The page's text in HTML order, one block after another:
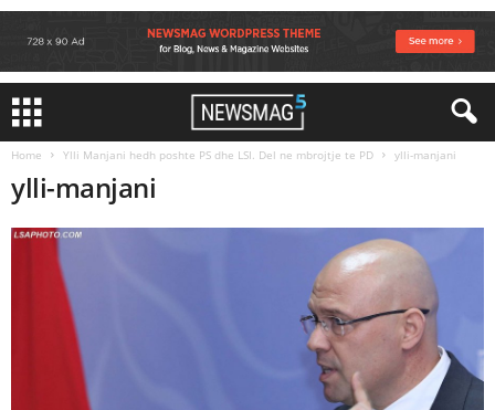
Home Ylli Manjani hedh poshte PS dhe LSI. Del ne mbrojtje te PD ylli-manjani
ylli-manjani